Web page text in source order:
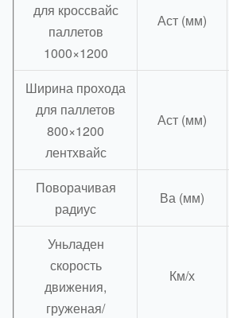
для кроссвайс
паллетов
1000×1200
Аст (мм)
Ширина прохода
для паллетов
800×1200
лентхвайс
Аст (мм)
Поворачивая
радиус
Ва (мм)
Уньладен
скорость
движения,
груженая/
Км/х